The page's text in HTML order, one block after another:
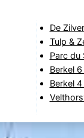
De
Tulp &
Parc du
Berkel
Berkel